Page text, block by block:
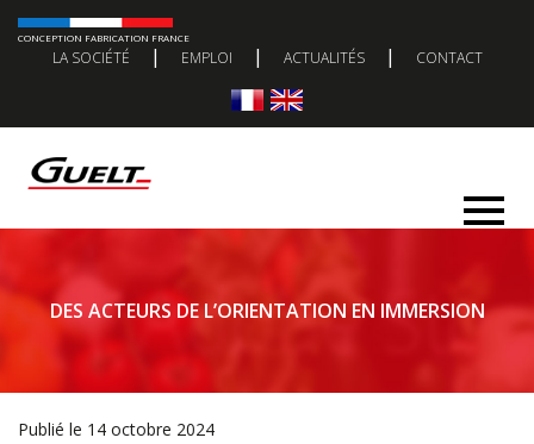
CONCEPTION FABRICATION FRANCE
LA SOCIÉTÉ | EMPLOI | ACTUALITÉS | CONTACT
DES ACTEURS DE L’ORIENTATION EN IMMERSION
Publié le 14 octobre 2024